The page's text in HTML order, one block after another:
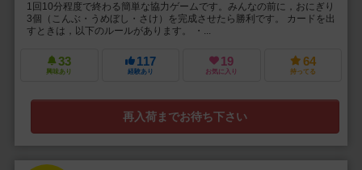
1回10分程度で終わる簡単な協力ゲームです。みんなの前に，おにぎり
3個（こんぶ・うめぼし・さけ）を完成させたら勝利です。 カードを出
すときは，以下のルールがあります。 ・...
33
興味あり
117
経験あり
19
お気に入り
64
持ってる
再入荷までお待ち下さい